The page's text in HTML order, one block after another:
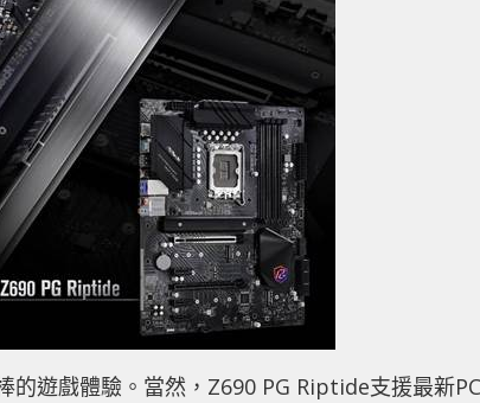
遊戲體驗。當然，Z690 PG Riptide支援最新